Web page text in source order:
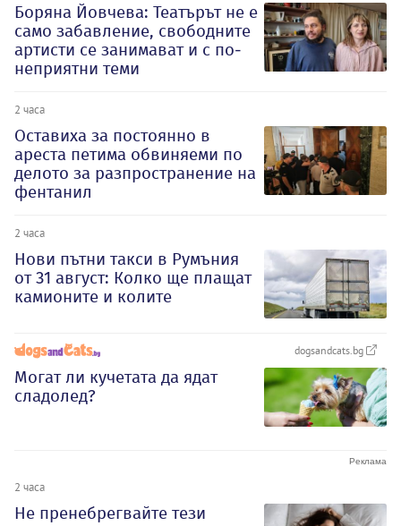
Боряна Йовчева: Театърът не е
само забавление, свободните
артисти се занимават и с по-
неприятни теми
2 часа
Оставиха за постоянно в
ареста петима обвиняеми по
делото за разпространение на
фентанил
2 часа
Нови пътни такси в Румъния
от 31 август: Колко ще плащат
камионите и колите
dogsandcats.bg
Могат ли кучетата да ядат
сладолед?
2 часа
Не пренебрегвайте тези